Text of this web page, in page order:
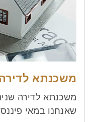
משכנתא
משכנתא לדירה
שאנחנו במאי